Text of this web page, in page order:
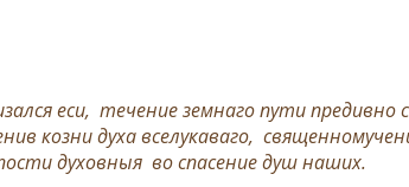
еси, течение земнаго пути предивно
козни духа вселукаваго,
духовныя во спасение душ наших.